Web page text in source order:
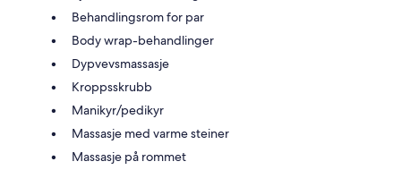
Behandlingsrom for par
Body wrap-behandlinger
Dypvevsmassasje
Kroppsskrubb
Manikyr/pedikyr
Massasje med varme steiner
Massasje på rommet